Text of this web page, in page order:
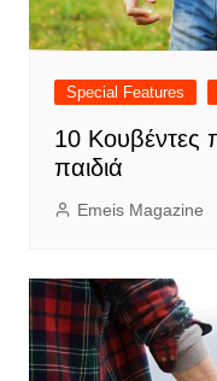
Special Features
10 Κουβέντες
παιδιά
Emeis Magazine